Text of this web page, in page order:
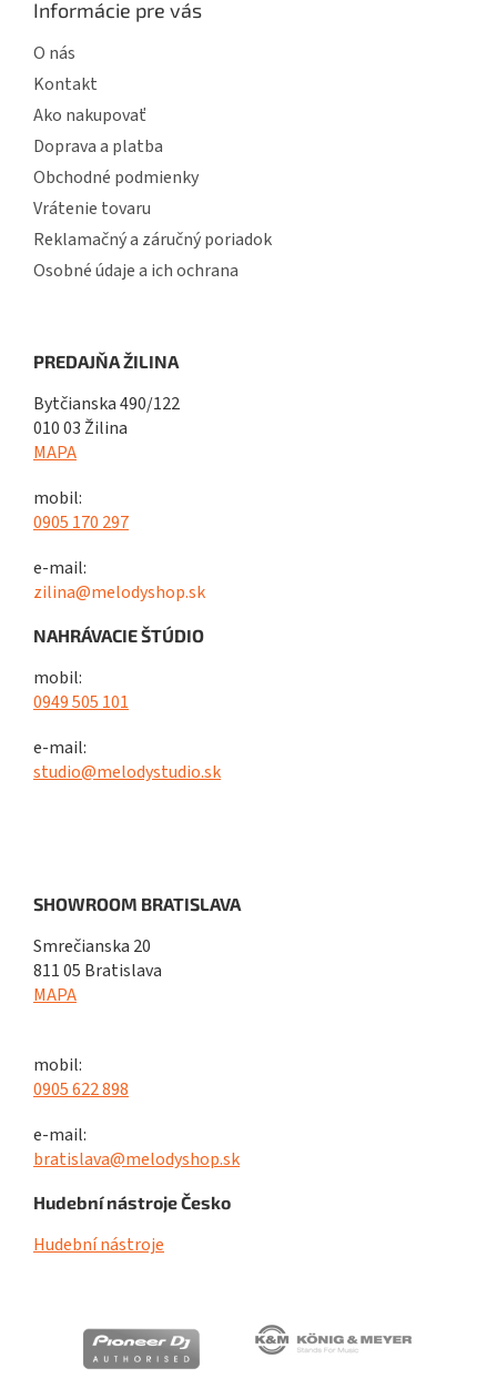
Informácie pre vás
O nás
Kontakt
Ako nakupovať
Doprava a platba
Obchodné podmienky
Vrátenie tovaru
Reklamačný a záručný poriadok
Osobné údaje a ich ochrana
PREDAJŇA ŽILINA
Bytčianska 490/122
010 03 Žilina
MAPA
mobil:
0905 170 297
e-mail:
zilina@melodyshop.sk
NAHRÁVACIE ŠTÚDIO
mobil:
0949 505 101
e-mail:
studio@melodystudio.sk
SHOWROOM BRATISLAVA
Smrečianska 20
811 05 Bratislava
MAPA
mobil:
0905 622 898
e-mail:
bratislava@melodyshop.sk
Hudební nástroje Česko
Hudební nástroje